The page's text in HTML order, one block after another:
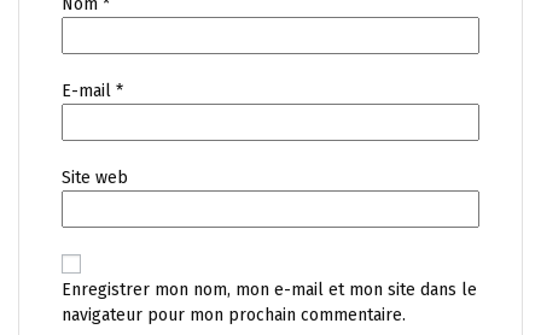
Nom *
E-mail *
Site web
Enregistrer mon nom, mon e-mail et mon site dans le
navigateur pour mon prochain commentaire.